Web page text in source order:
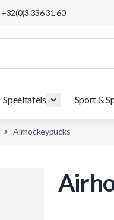
+32(0)3 336 31 60
Speeltafels Sport &
Airhockeypucks